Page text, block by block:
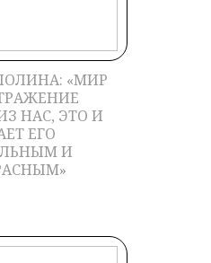
«МИР
НАС, ЭТО И
ЕГО
И